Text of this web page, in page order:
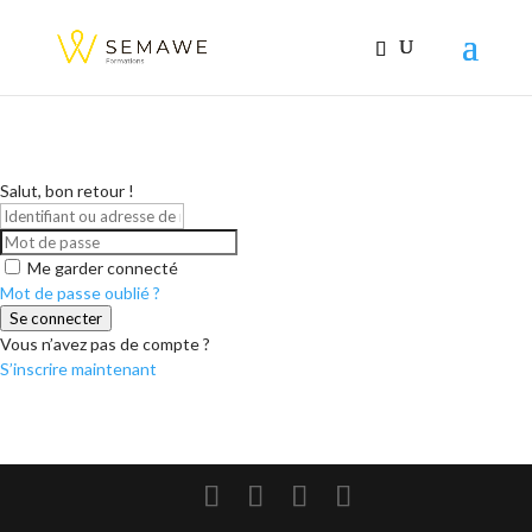
Salut, bon retour !
Me garder connecté
Mot de passe oublié ?
Se connecter
Vous n’avez pas de compte ?
S’inscrire maintenant